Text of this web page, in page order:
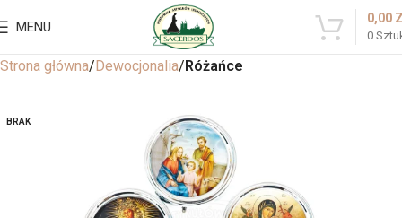
MENU
0
0,00
Strona główna Dewocjonalia Różańce
BRAK